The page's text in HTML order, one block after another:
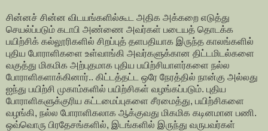
சின்னச் சின்ன விடயங்களில்கூட அதிக அக்கறை எடுத்து
செயல்ப்படும் கடாபி அண்ணை அவர்கள் படையத் தொடக்க
பயிற்சிக் கல்லூரிகளில் சிறப்புத் தளபதியாக இருந்த காலங்களில்
புதிய போராளிகளை உள்வாங்கி அவர்களுக்கான திட்டமிடல்களை
வகுத்து மிகமிக அற்புதமாக புதிய பயிற்சியாளர்களை நல்ல
போராளிகளாக்கினார்.. கிட்டத்தட்ட ஒரே நேரத்தில் நான்கு அல்லது
ஐந்து பயிற்சி முகாம்களில் பயிற்சிகள் வழங்கப்படும். புதிய
போராளிகளுக்குரிய கட்டமைப்புகளை சீரமைத்து, பயிற்சிகளை
வழங்கி, நல்ல போராளிகலாக ஆக்குவது மிகமிக கடினமான பணி.
ஒவ்வொரு பிரதேசங்களில், இடங்களில் இருந்து வருபவர்கள்